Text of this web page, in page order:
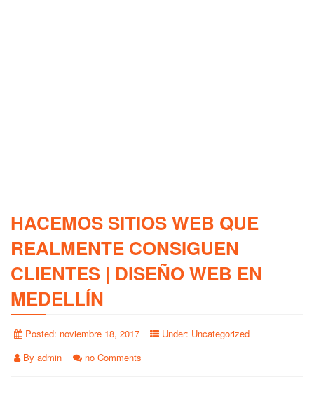
HACEMOS SITIOS WEB QUE
REALMENTE CONSIGUEN
CLIENTES | DISEÑO WEB EN
MEDELLÍN
Posted: noviembre 18, 2017 Under: Uncategorized
By admin no Comments